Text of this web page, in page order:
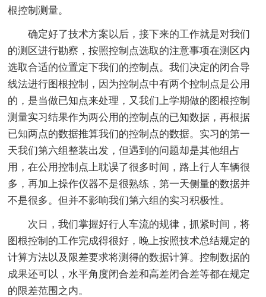
根控制测量。
确定好了技术方案以后，接下来的工作就是对我们
的测区进行勘察，按照控制点选取的注意事项在测区内
选取合适的位置定下我们的控制点。我们决定的闭合导
线法进行图根控制，因为控制点中有两个控制点是公用
的，是当做已知点来处理，又我们上学期做的图根控制
测量实习结果作为两公用的控制点的已知数据，再根据
已知两点的数据推算我们的控制点的数据。实习的第一
天我们第六组整装出发，但遇到的问题却是其他组占
用，在公用控制点上耽误了很多时间，路上行人车辆很
多，再加上操作仪器不是很熟练，第一天侧量的数据并
不是很多。但并不影响我们第六组的实习积极性。
次日，我们掌握好行人车流的规律，抓紧时间，将
图根控制的工作完成得很好，晚上按照技术总结规定的
计算方法以及限差要求将测得的数据计算。控制数据的
成果还可以，水平角度闭合差和高差闭合差等都在规定
的限差范围之内。